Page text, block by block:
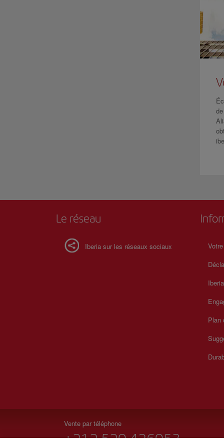
Le réseau
Iberia sur les réseaux sociaux
Plan
Vente par téléphone
+212 520 426053